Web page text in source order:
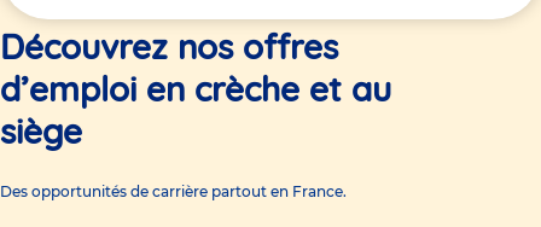
ici
Découvrez nos offres
d’emploi en crèche et au
siège
Des opportunités de carrière partout en France.